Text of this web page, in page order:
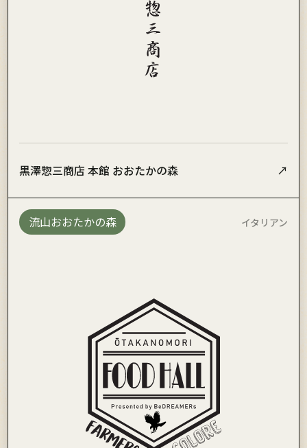
黒澤惣三商店 本館 おおたかの森 ↗
流山おおたかの森 イタリアン